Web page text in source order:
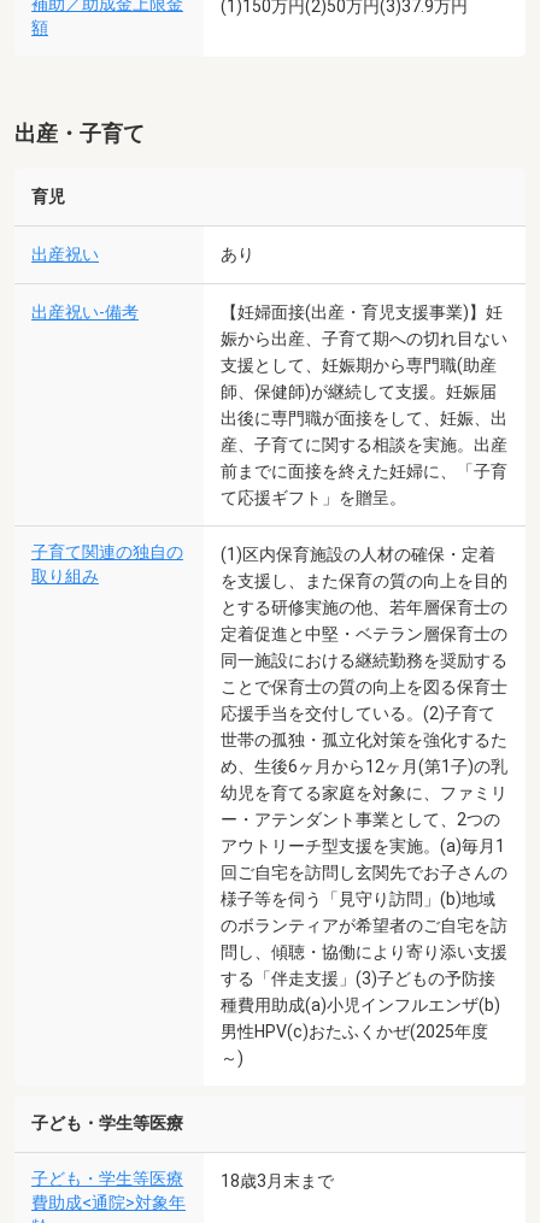
補助／助成金上限金
額
(1)150万円(2)50万円(3)37.9万円
出産・子育て
育児
出産祝い あり
出産祝い-備考
【妊婦面接(出産・育児支援事業)】妊
娠から出産、子育て期への切れ目ない
支援として、妊娠期から専門職(助産
師、保健師)が継続して支援。妊娠届
出後に専門職が面接をして、妊娠、出
産、子育てに関する相談を実施。出産
前までに面接を終えた妊婦に、「子育
て応援ギフト」を贈呈。
子育て関連の独自の
取り組み
(1)区内保育施設の人材の確保・定着
を支援し、また保育の質の向上を目的
とする研修実施の他、若年層保育士の
定着促進と中堅・ベテラン層保育士の
同一施設における継続勤務を奨励する
ことで保育士の質の向上を図る保育士
応援手当を交付している。(2)子育て
世帯の孤独・孤立化対策を強化するた
め、生後6ヶ月から12ヶ月(第1子)の乳
幼児を育てる家庭を対象に、ファミリ
ー・アテンダント事業として、2つの
アウトリーチ型支援を実施。(a)毎月1
回ご自宅を訪問し玄関先でお子さんの
様子等を伺う「見守り訪問」(b)地域
のボランティアが希望者のご自宅を訪
問し、傾聴・協働により寄り添い支援
する「伴走支援」(3)子どもの予防接
種費用助成(a)小児インフルエンザ(b)
男性HPV(c)おたふくかぜ(2025年度
～)
子ども・学生等医療
子ども・学生等医療
費助成<通院>対象年
18歳3月末まで